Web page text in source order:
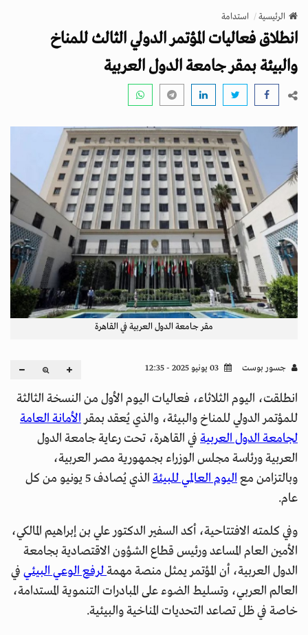
v
i
g
a
t
n
الرئيسية استدامة
انطلاق فعاليات المؤتمر الدولي الثالث للمناخ
والبيئة بمقر جامعة الدول العربية
مقر جامعة الدول العربية في القاهرة
جسور بوست
انطلقت، اليوم الثلاثاء، فعاليات اليوم الأول من النسخة الثالثة
للمؤتمر الدولي للمناخ والبيئة، والذي يُعقد بمقرالأمانة العامة
لجامعة الدول العربية في القاهرة، تحت رعاية جامعة الدول
العربية ورئاسة مجلس الوزراء بجمهورية مصر العربية،
وبالتزامن معاليوم العالمي للبيئة
الذي يُصادف 5 يونيو من كل
عام.
وفي كلمته الافتتاحية، أكد السفير الدكتور علي بن إبراهيم المالكي،
الأمين العام المساعد ورئيس قطاع الشؤون الاقتصادية بجامعة
الدول العربية، أن المؤتمر يمثل منصة مهمةلرفع الوعي البيئي في
العالم العربي، وتسليط الضوء على المبادرات التنموية المستدامة،
خاصة في ظل تصاعد التحديات المناخية والبيئية.